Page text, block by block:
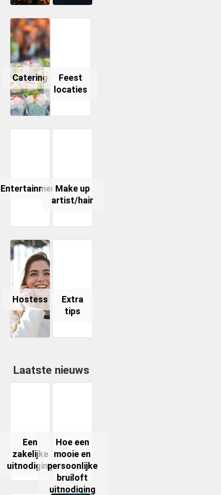
Catering
Feest
locaties
EntertainmentMake up
artist/hair
Hostess
Extra
tips
Laatste nieuws
Een
zakelijke
uitnodiging
Hoe een
mooie en
persoonlijke
bruiloft
uitnodiging